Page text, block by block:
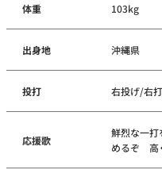
体重 103kg
出身地 沖縄県
投打 右投げ/右
応援歌
鮮烈な一
めるぞ 高